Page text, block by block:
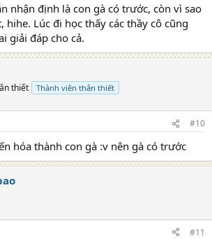
nhận định là con gà có trước, còn vì sao
Lúc đi học thấy các thầy cô cũng
giải đáp cho cả.
thiết Thành viên thân thiết
#10
hóa thành con gà :v nên gà có trước
#11